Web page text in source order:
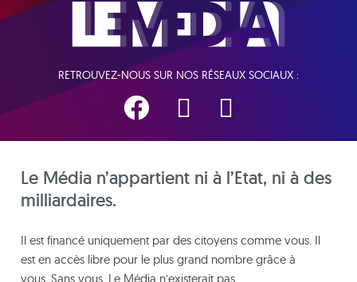
RETROUVEZ-NOUS SUR NOS RÉSEAUX SOCIAUX :
Le Média n’appartient ni à l’Etat, ni à des
milliardaires.
Il est financé uniquement par des citoyens comme vous. Il
est en accès libre pour le plus grand nombre grâce à
vous. Sans vous, Le Média n’existerait pas.